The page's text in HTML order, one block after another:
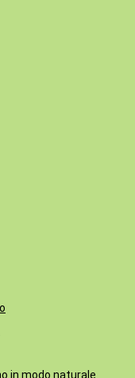
in modo naturale